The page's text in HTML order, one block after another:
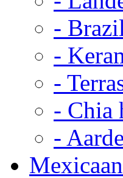
-
-
-
- Chia
-